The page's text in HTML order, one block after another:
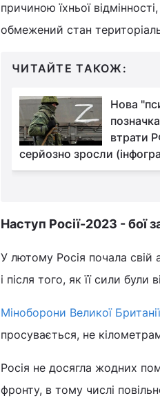
причиною їхньої
обмежений стан
ЧИТАЙТЕ ТАКОЖ:
Нова
втрати
серйозно зросли
Наступ Росії-2023 - бої
У лютому Росія почала свій
і після того, як її сили були
Міноборони Великої Британії
просувається, не
Росія не досягла жодних
фронту, в тому числі